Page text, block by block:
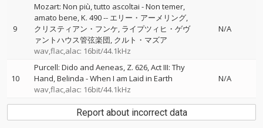
9
Mozart: Non più, tutto ascoltai - Non temer,
amato bene, K. 490-- エリー・アーメリング
クリスティアン・フンケ ライプツィヒ・ゲヴ
ァントハウス管弦楽団 クルト・マズア
wav,flac,alac: 16bit/44.1kHz
N/A
10
Purcell: Dido and Aeneas, Z. 626, Act III: Thy
Hand, Belinda - When I am Laid in Earth
wav,flac,alac: 16bit/44.1kHz
N/A
Report about incorrect data